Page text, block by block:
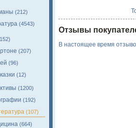
(212)
(4543)
(207)
(96)
(12)
(1200)
(192)
(107)
(664)
Отзывы
В настоящее время